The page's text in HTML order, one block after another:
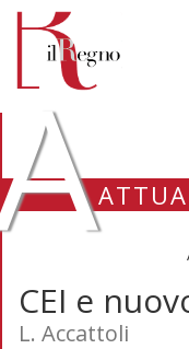
CEI e
L. Accattoli